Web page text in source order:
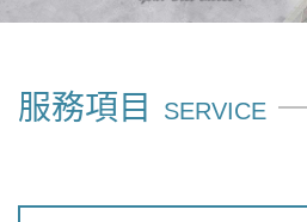
服務項目 SERVICE